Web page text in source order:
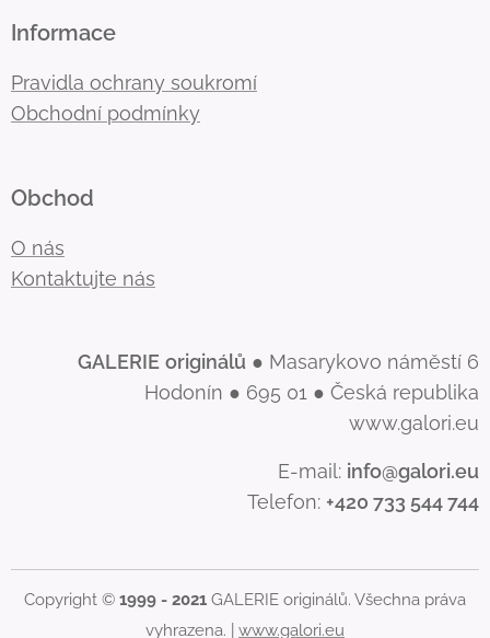
Informace
Pravidla ochrany soukromí
Obchodní podmínky
Obchod
O nás
Kontaktujte nás
GALERIE originálů ● Masarykovo náměstí 6
Hodonín ● 695 01 ● Česká republika
www.galori.eu
E-mail: info@galori.eu
Telefon: +420 733 544 744
Copyright © 1999 - 2021 GALERIE originálů. Všechna práva
vyhrazena. | www.galori.eu